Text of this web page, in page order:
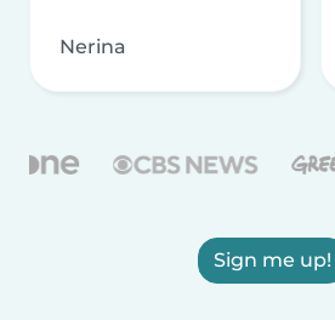
Nerina
Sign me up!